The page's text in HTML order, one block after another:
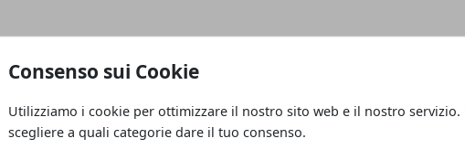
Consenso sui Cookie
Utilizziamo i cookie per ottimizzare il nostro sito web e il nostro servizio.
scegliere a quali categorie dare il tuo consenso.
determinato in somministrazione, con
full time, dal lunedì a domenica con due giorni